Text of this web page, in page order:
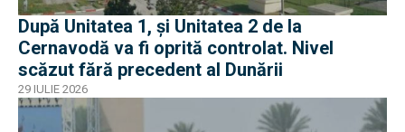
După Unitatea 1, și Unitatea 2 de la
Cernavodă va fi oprită controlat. Nivel
scăzut fără precedent al Dunării
29 IULIE 2026